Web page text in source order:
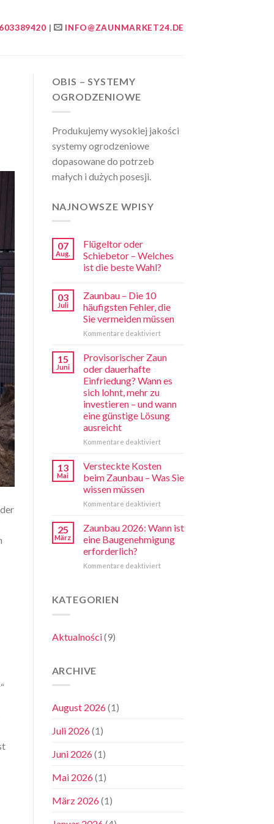
| INFO@ZAUNMARKET24.DE
OBIS – SYSTEMY
OGRODZENIOWE
Produkujemy wysokiej jakości
systemy ogrodzeniowe
dopasowane do potrzeb
małych i dużych posesji.
NAJNOWSZE WPISY
07
Aug.
Flügeltor oder
Schiebetor – Welches
ist die beste Wahl?
03
Juli
Zaunbau – Die 10
häufigsten Fehler, die
Sie vermeiden müssen
Kommentare deaktiviertfür
häufigsten
die
Sie
15
Juni
Provisorischer Zaun
oder dauerhafte
Einfriedung? Wann es
sich lohnt, mehr zu
investieren – und wann
eine günstige Lösung
ausreicht
Kommentare deaktiviertfür
dauerhafte
Wann
mehr
investieren
13
Mai
Versteckte Kosten
beim Zaunbau – Was Sie
wissen müssen
Kommentare deaktiviertfür
Kosten
Zaunbau
Was
25
März
Zaunbau 2026: Wann ist
eine Baugenehmigung
erforderlich?
Kommentare deaktiviertfür
KATEGORIEN
Aktualności(9)
ARCHIVE
August 2026(1)
Juli 2026(1)
Juni 2026(1)
Mai 2026(1)
März 2026(1)